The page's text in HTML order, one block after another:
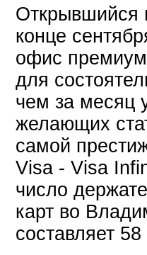
Открывшийся
конце
офис
для
чем за месяц
желающих
самой
Visa - Visa
число
карт во
составляет